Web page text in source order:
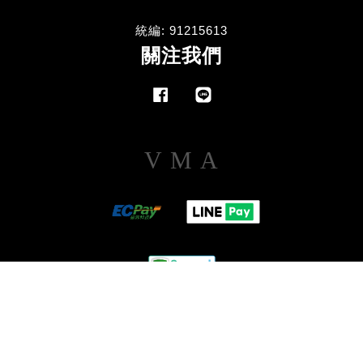
統編: 91215613
關注我們
Facebook
Visa Master